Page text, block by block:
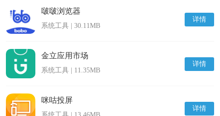
详情
啵啵浏览器
系统工具 | 30.11MB
详情
金立应用市场
系统工具 | 11.35MB
详情
咪咕投屏